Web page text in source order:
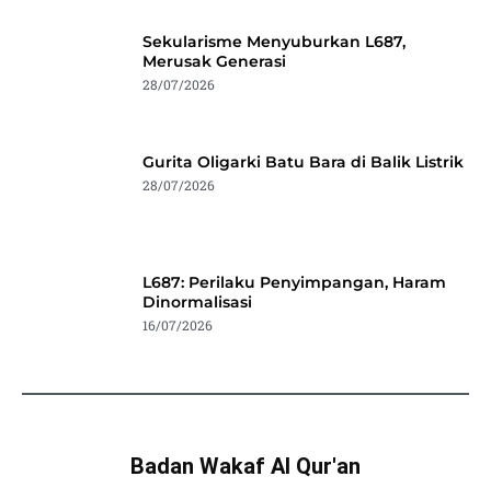
Sekularisme Menyuburkan L687,
Merusak Generasi
28/07/2026
Gurita Oligarki Batu Bara di Balik Listrik
28/07/2026
L687: Perilaku Penyimpangan, Haram
Dinormalisasi
16/07/2026
Badan Wakaf Al Qur'an